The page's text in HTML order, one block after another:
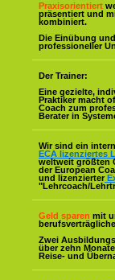
Praxisorientiert
präsentiert und
kombiniert.
Die Einübung
professioneller
Der Trainer:
Eine gezielte,
Praktiker macht
Coach zum
Berater in
Wir sind ein
ECA lizenziertes
weltweit größten
der European
und lizenzierter
"Lehrcoach/
Geld sparen mit
Zwei
über zehn
Reise- und